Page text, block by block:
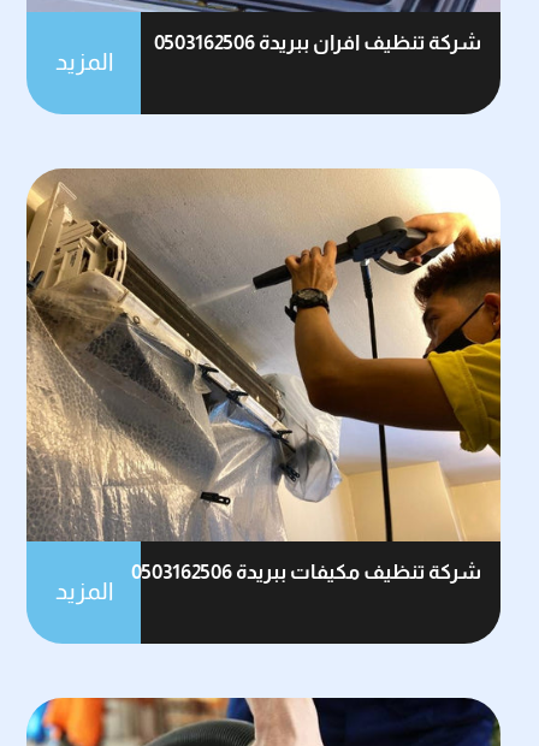
شركة تنظيف افران ببريدة 0503162506
المزيد
شركة تنظيف مكيفات ببريدة 0503162506
المزيد